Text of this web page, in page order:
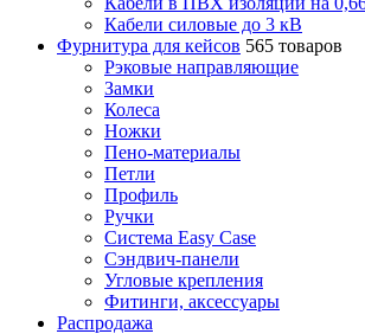
Кабели силовые до 3 кВ
Фурнитура для кейсов 565 товаров
Рэковые направляющие
Замки
Колеса
Ножки
Пено-материалы
Петли
Профиль
Ручки
Система Easy Case
Сэндвич-панели
Угловые крепления
Фитинги, аксессуары
Распродажа